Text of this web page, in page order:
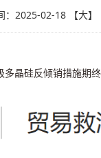
：2025-02-18 【大】
晶硅反倾销措施期终